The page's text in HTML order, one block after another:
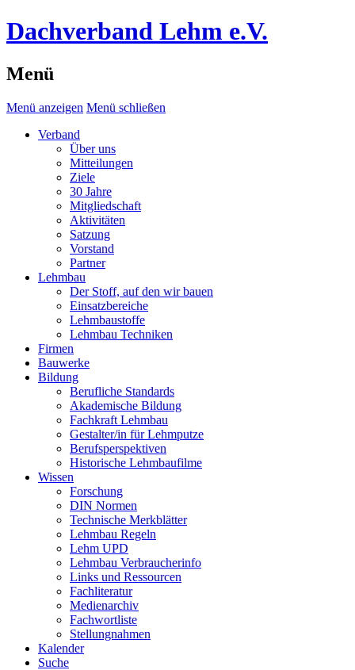
Dachverband Lehm e.V.
Menü
Menü anzeigen Menü schließen
Verband
Über uns
Mitteilungen
Ziele
30 Jahre
Mitgliedschaft
Aktivitäten
Satzung
Vorstand
Partner
Lehmbau
Der Stoff, auf den wir bauen
Einsatzbereiche
Lehmbaustoffe
Lehmbau Techniken
Firmen
Bauwerke
Bildung
Berufliche Standards
Akademische Bildung
Fachkraft Lehmbau
Gestalter/in für Lehmputze
Berufsperspektiven
Historische Lehmbaufilme
Wissen
Forschung
DIN Normen
Technische Merkblätter
Lehmbau Regeln
Lehm UPD
Lehmbau Verbraucherinfo
Links und Ressourcen
Fachliteratur
Medienarchiv
Fachwortliste
Stellungnahmen
Kalender
Suche